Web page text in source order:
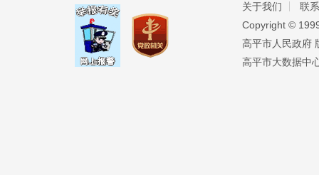
关于我们
联
Copyright ©️
高平市人民政府
高平市大数据